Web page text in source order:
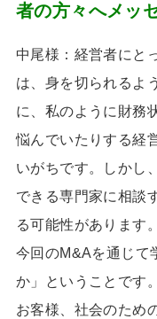
者の方々へメッ
中尾様：経営者にと
は、身を切られるよ
に、私のように財務
悩んでいたりする経
いがちです。しかし
できる専門家に相談
る可能性があります。
今回のM&Aを通じて
か」ということです
お客様、社会のため